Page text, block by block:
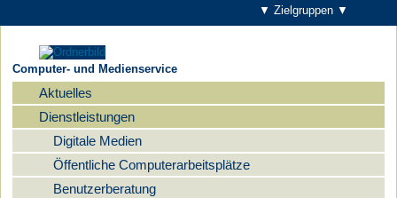
▼ Zielgruppen ▼
Computer- und Medienservice
Navigation
Aktuelles
Dienstleistungen
Digitale Medien
Öffentliche Computerarbeitsplätze
Benutzerberatung